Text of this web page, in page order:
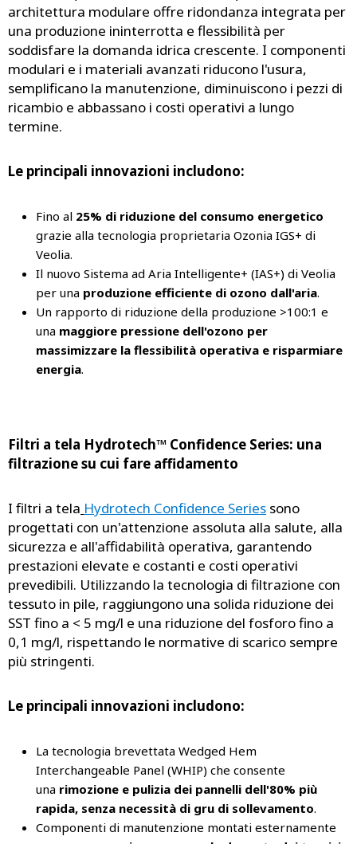
architettura modulare offre ridondanza integrata per
una produzione ininterrotta e flessibilità per
soddisfare la domanda idrica crescente. I componenti
modulari e i materiali avanzati riducono l'usura,
semplificano la manutenzione, diminuiscono i pezzi di
ricambio e abbassano i costi operativi a lungo
termine.
Le principali innovazioni includono:
Fino al 25% di riduzione del consumo energetico
grazie alla tecnologia proprietaria Ozonia IGS+ di
Veolia.
Il nuovo Sistema ad Aria Intelligente+ (IAS+) di Veolia
per una produzione efficiente di ozono dall'aria.
Un rapporto di riduzione della produzione >100:1 e
una maggiore pressione dell'ozono per
massimizzare la flessibilità operativa e risparmiare
energia.
Filtri a tela Hydrotech™ Confidence Series: una
filtrazione su cui fare affidamento
I filtri a tela Hydrotech Confidence Series sono
progettati con un'attenzione assoluta alla salute, alla
sicurezza e all'affidabilità operativa, garantendo
prestazioni elevate e costanti e costi operativi
prevedibili. Utilizzando la tecnologia di filtrazione con
tessuto in pile, raggiungono una solida riduzione dei
SST fino a < 5 mg/l e una riduzione del fosforo fino a
0,1 mg/l, rispettando le normative di scarico sempre
più stringenti.
Le principali innovazioni includono:
La tecnologia brevettata Wedged Hem
Interchangeable Panel (WHIP) che consente
una rimozione e pulizia dei pannelli dell'80% più
rapida, senza necessità di gru di sollevamento.
Componenti di manutenzione montati esternamente